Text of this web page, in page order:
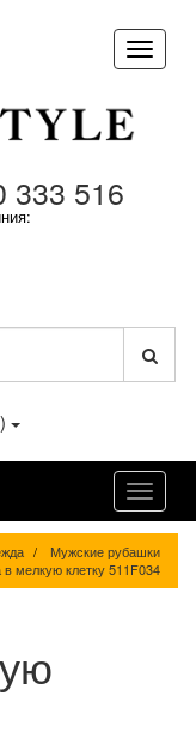
333 516
Мужские рубашки
мелкую клетку 511F034